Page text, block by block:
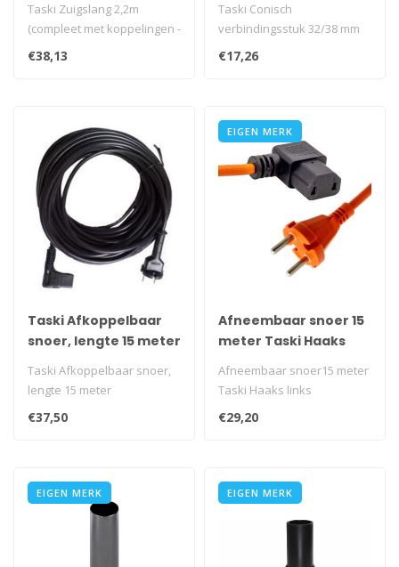
Taski Zuigslang 2,2m
(compleet met koppelingen -
32 mm)
€38,13
Taski Conisch
verbindingsstuk 32/38 mm
€17,26
Taski Afkoppelbaar
snoer, lengte 15 meter
Taski Afkoppelbaar snoer,
lengte 15 meter
€37,50
EIGEN MERK
Afneembaar snoer 15
meter Taski Haaks
Afneembaar snoer15 meter
Taski Haaks links
€29,20
EIGEN MERK EIGEN MERK